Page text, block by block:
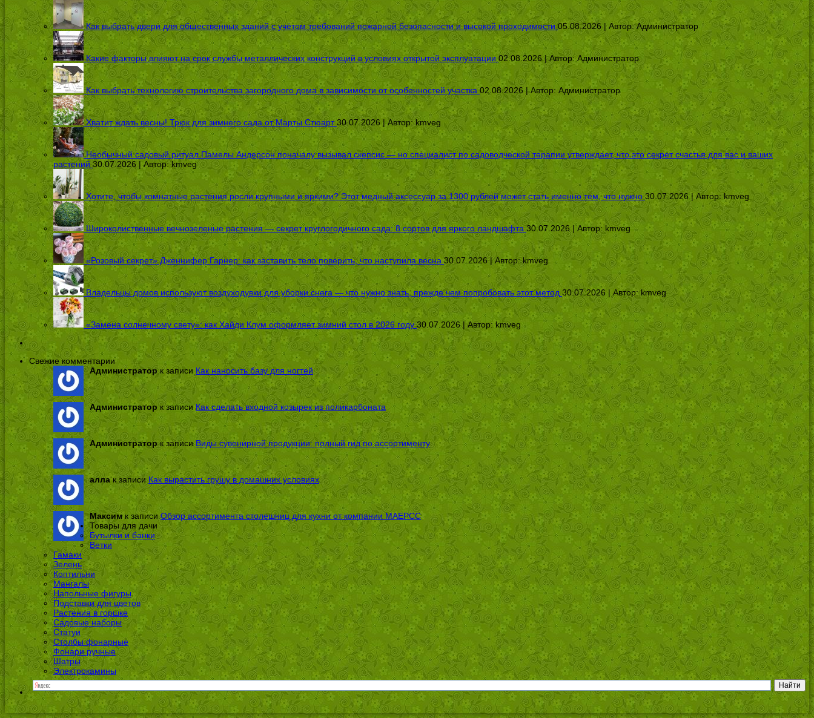
Как выбрать двери для общественных зданий с учётом требований пожарной безопасности и высокой проходимости 05.08.2026 | Автор:Администратор
Какие факторы влияют на срок службы металлических конструкций в условиях открытой эксплуатации 02.08.2026 | Автор:Администратор
Как выбрать технологию строительства загородного дома в зависимости от особенностей участка 02.08.2026 | Автор: Администратор
Хватит ждать весны! Трюк для зимнего сада от Марты Стюарт 30.07.2026 | Автор:kmveg
Необычный садовый ритуал Памелы Андерсон поначалу вызывал скепсис — но специалист по садоводческой терапии утверждает, что это секрет счастья для вас и ваших
растений 30.07.2026 | Автор:kmveg
Хотите, чтобы комнатные растения росли крупными и яркими? Этот медный аксессуар за 1300 рублей может стать именно тем, что нужно 30.07.2026 | Автор:kmveg
Широколиственные вечнозеленые растения — секрет круглогодичного сада: 8 сортов для яркого ландшафта 30.07.2026 | Автор: kmveg
«Розовый секрет» Дженнифер Гарнер: как заставить тело поверить, что наступила весна 30.07.2026 | Автор:kmveg
Владельцы домов используют воздуходувки для уборки снега — что нужно знать, прежде чем попробовать этот метод 30.07.2026 | Автор:kmveg
«Замена солнечному свету»: как Хайди Клум оформляет зимний стол в 2026 году 30.07.2026 | Автор: kmveg
Свежие комментарии
Администраторк записи Как наносить базу для ногтей
Администраторк записиКак сделать входной козырек из поликарбоната
Администраторк записиВиды сувенирной продукции: полный гид по ассортименту
аллак записиКак вырастить грушу в домашних условиях
Максимк записиОбзор ассортимента столешниц для кухни от компании МАЕРСС
Товары для дачи
Бутылки и банки
Ветки
Гамаки
Зелень
Коптильни
Мангалы
Напольные фигуры
Подставки для цветов
Растения в горшке
Садовые наборы
Статуи
Столбы фонарные
Фонари ручные
Шатры
Электрокамины